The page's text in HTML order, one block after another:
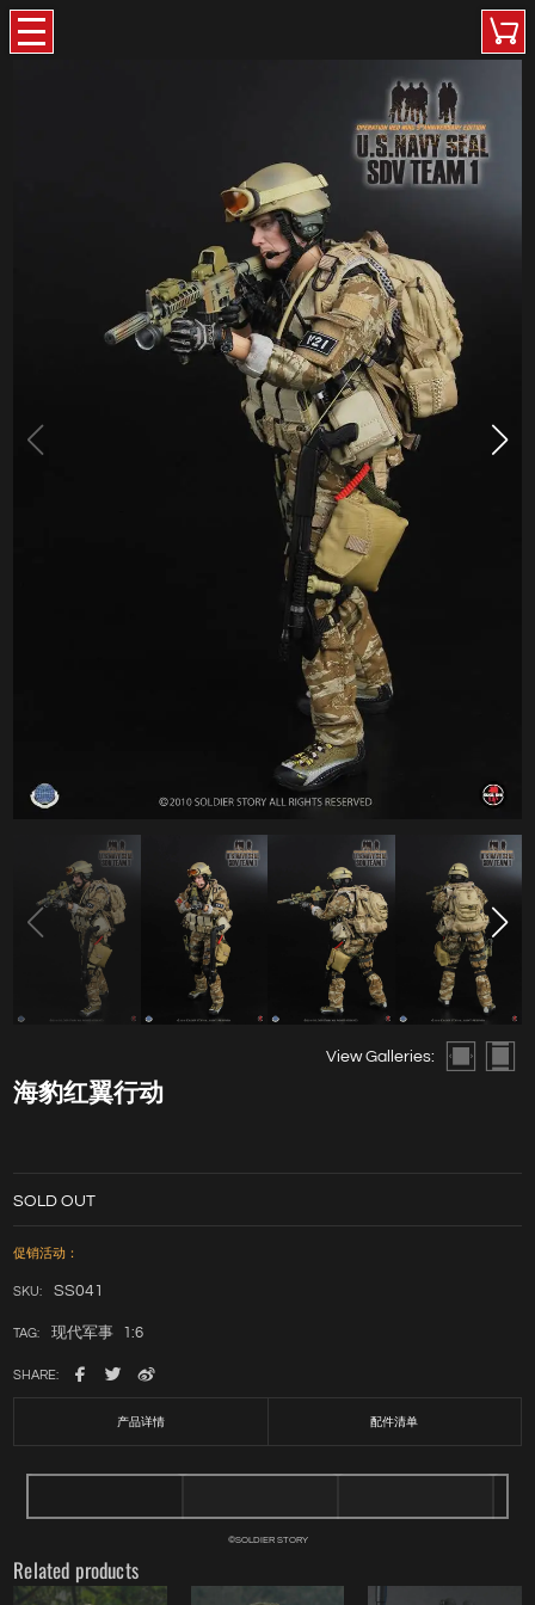
View Galleries:
海豹红翼行动
SOLD OUT
促销活动：
SKU: SS041
TAG: 现代军事 1:6
SHARE:
产品详情 配件清单
©SOLDIER STORY
Related products